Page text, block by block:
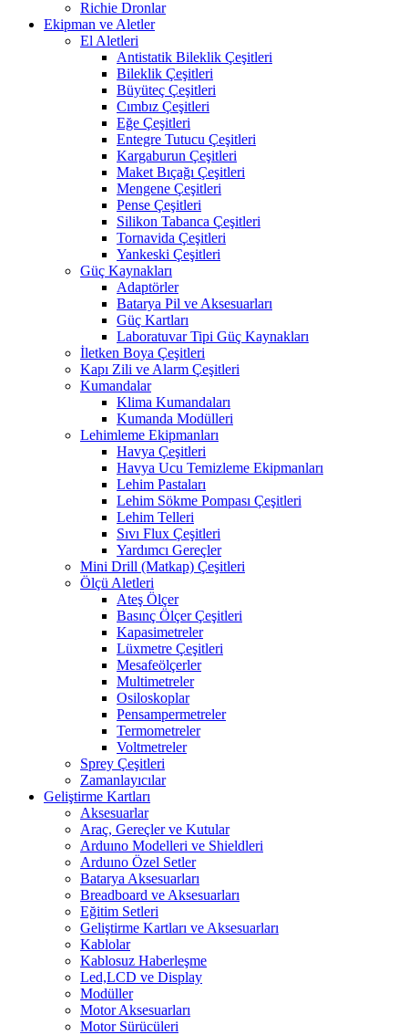
Richie Dronlar
Ekipman ve Aletler
El Aletleri
Antistatik Bileklik Çeşitleri
Bileklik Çeşitleri
Büyüteç Çeşitleri
Cımbız Çeşitleri
Eğe Çeşitleri
Entegre Tutucu Çeşitleri
Kargaburun Çeşitleri
Maket Bıçağı Çeşitleri
Mengene Çeşitleri
Pense Çeşitleri
Silikon Tabanca Çeşitleri
Tornavida Çeşitleri
Yankeski Çeşitleri
Güç Kaynakları
Adaptörler
Batarya Pil ve Aksesuarları
Güç Kartları
Laboratuvar Tipi Güç Kaynakları
İletken Boya Çeşitleri
Kapı Zili ve Alarm Çeşitleri
Kumandalar
Klima Kumandaları
Kumanda Modülleri
Lehimleme Ekipmanları
Havya Çeşitleri
Havya Ucu Temizleme Ekipmanları
Lehim Pastaları
Lehim Sökme Pompası Çeşitleri
Lehim Telleri
Sıvı Flux Çeşitleri
Yardımcı Gereçler
Mini Drill (Matkap) Çeşitleri
Ölçü Aletleri
Ateş Ölçer
Basınç Ölçer Çeşitleri
Kapasimetreler
Lüxmetre Çeşitleri
Mesafeölçerler
Multimetreler
Osiloskoplar
Pensampermetreler
Termometreler
Voltmetreler
Sprey Çeşitleri
Zamanlayıcılar
Geliştirme Kartları
Aksesuarlar
Araç, Gereçler ve Kutular
Arduıno Modelleri ve Shieldleri
Arduıno Özel Setler
Batarya Aksesuarları
Breadboard ve Aksesuarları
Eğitim Setleri
Geliştirme Kartları ve Aksesuarları
Kablolar
Kablosuz Haberleşme
Led,LCD ve Display
Modüller
Motor Aksesuarları
Motor Sürücüleri